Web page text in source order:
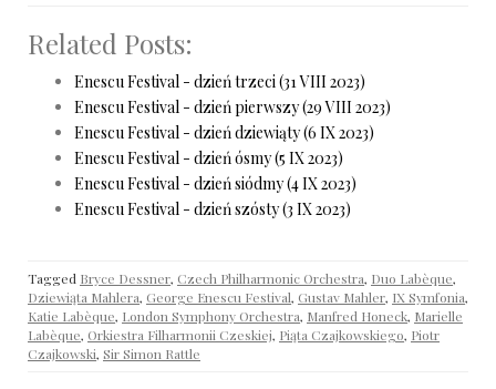
Related Posts:
Enescu Festival - dzień trzeci (31 VIII 2023)
Enescu Festival - dzień pierwszy (29 VIII 2023)
Enescu Festival - dzień dziewiąty (6 IX 2023)
Enescu Festival - dzień ósmy (5 IX 2023)
Enescu Festival - dzień siódmy (4 IX 2023)
Enescu Festival - dzień szósty (3 IX 2023)
Tagged Bryce Dessner, Czech Philharmonic Orchestra, Duo Labèque,
Dziewiąta Mahlera, George Enescu Festival, Gustav Mahler, IX Symfonia,
Katie Labèque, London Symphony Orchestra, Manfred Honeck, Marielle
Labèque, Orkiestra Filharmonii Czeskiej, Piąta Czajkowskiego, Piotr
Czajkowski, Sir Simon Rattle